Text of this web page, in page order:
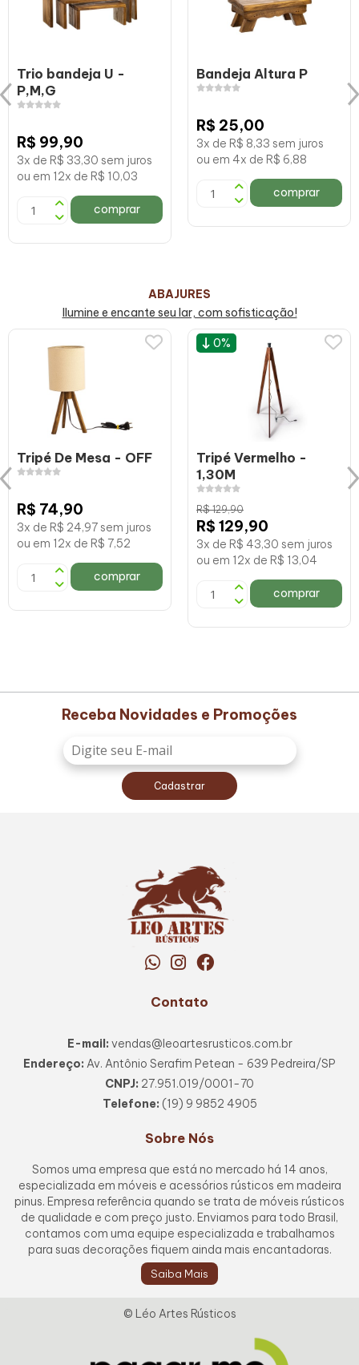
Trio bandeja U -
P,M,G
R$ 99,90
3x de R$ 33,30 sem juros
ou em 12x de R$ 10,03
comprar
Bandeja Altura P
R$ 25,00
3x de R$ 8,33 sem juros
ou em 4x de R$ 6,88
comprar
ABAJURES
Ilumine e encante seu lar, com sofisticação!
Tripé De Mesa - OFF
R$ 74,90
3x de R$ 24,97 sem juros
ou em 12x de R$ 7,52
comprar
0%
Tripé Vermelho -
1,30M
R$ 129,90
R$ 129,90
3x de R$ 43,30 sem juros
ou em 12x de R$ 13,04
comprar
Receba Novidades e Promoções
Cadastrar
Contato
E-mail: vendas@leoartesrusticos.com.br
Endereço: Av. Antônio Serafim Petean - 639 Pedreira/SP
CNPJ: 27.951.019/0001-70
Telefone: (19) 9 9852 4905
Sobre Nós
Somos uma empresa que está no mercado há 14 anos,
especializada em móveis e acessórios rústicos em madeira
pinus. Empresa referência quando se trata de móveis rústicos
de qualidade e com preço justo. Enviamos para todo Brasil,
contamos com uma equipe especializada e trabalhamos
para suas decorações fiquem ainda mais encantadoras.
Saiba Mais
© Léo Artes Rústicos